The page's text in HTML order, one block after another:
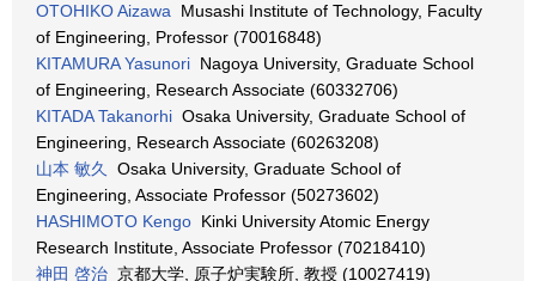
OTOHIKO Aizawa Musashi Institute of Technology, Faculty
of Engineering, Professor (70016848)
KITAMURA Yasunori Nagoya University, Graduate School
of Engineering, Research Associate (60332706)
KITADA Takanorhi Osaka University, Graduate School of
Engineering, Research Associate (60263208)
山本 敏久
Osaka University, Graduate School of
Engineering, Associate Professor (50273602)
HASHIMOTO Kengo Kinki University Atomic Energy
Research Institute, Associate Professor (70218410)
神田 啓治 京都大学, 原子炉実験所, 教授 (10027419)